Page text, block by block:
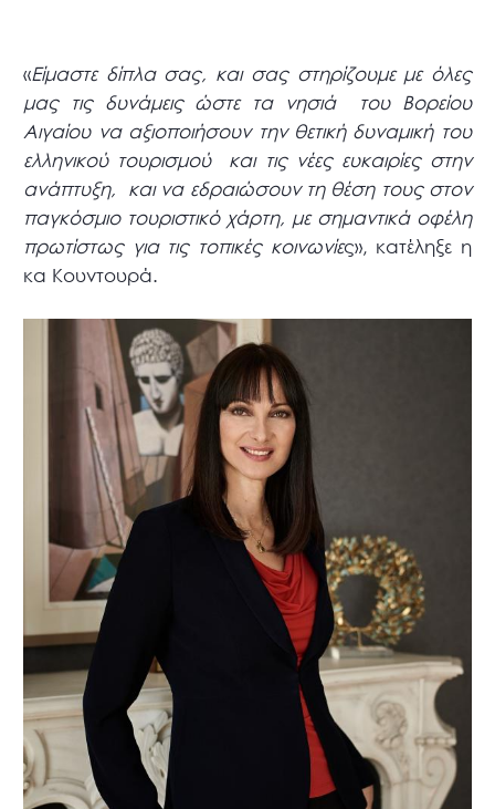
«Είμαστε δίπλα σας, και σας στηρίζουμε με όλες
μας τις δυνάμεις ώστε τα νησιά του Βορείου
Αιγαίου να αξιοποιήσουν την θετική δυναμική του
ελληνικού τουρισμού και τις νέες ευκαιρίες στην
ανάπτυξη, και να εδραιώσουν τη θέση τους στον
παγκόσμιο τουριστικό χάρτη, με σημαντικά οφέλη
πρωτίστως για τις τοπικές κοινωνίες», κατέληξε η
κα Κουντουρά.